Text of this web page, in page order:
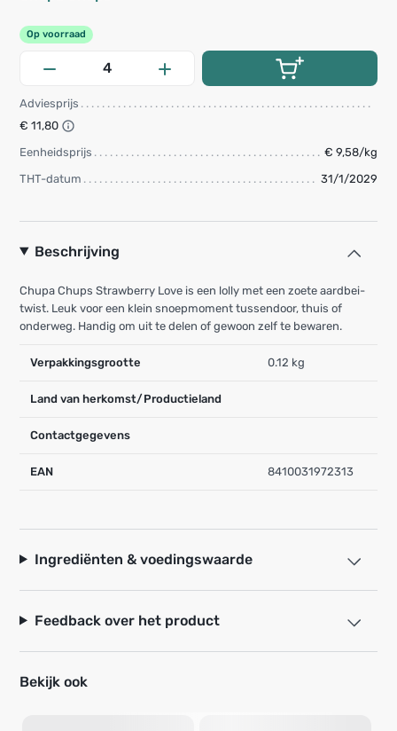
Op voorraad
Adviesprijs
€ 11,80
Eenheidsprijs
€ 9,58/kg
THT-datum
31/1/2029
Beschrijving
Chupa Chups Strawberry Love is een lolly met een zoete aardbei-
twist. Leuk voor een klein snoepmoment tussendoor, thuis of
onderweg. Handig om uit te delen of gewoon zelf te bewaren.
Verpakkingsgrootte 0.12 kg
Land van herkomst/Productieland
Contactgegevens
EAN 8410031972313
Ingrediënten & voedingswaarde
Feedback over het product
Bekijk ook